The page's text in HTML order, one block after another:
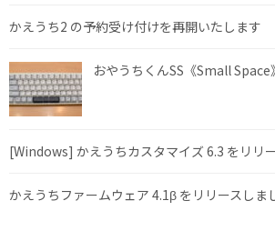
かえうち2 の予約受け付けを再開いたします
おやうちくんSS《Small Space
[Windows] かえうちカスタマイズ 6.3 をリリ
かえうちファームウェア 4.1β をリリースしま